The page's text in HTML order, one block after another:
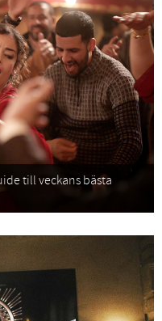
till veckans bästa